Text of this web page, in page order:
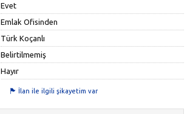
Evet
Emlak Ofisinden
Türk Koçanlı
Belirtilmemiş
Hayır
İlan ile ilgili şikayetim var